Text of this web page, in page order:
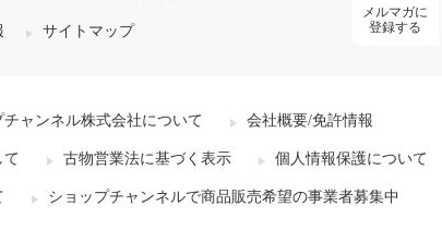
サイトマップ
メルマガに
登録する
ャンネル株式会社について 会社概要/免許情報
て 古物営業法に基づく表示 個人情報保護について
ショップチャンネルで商品販売希望の事業者募集中